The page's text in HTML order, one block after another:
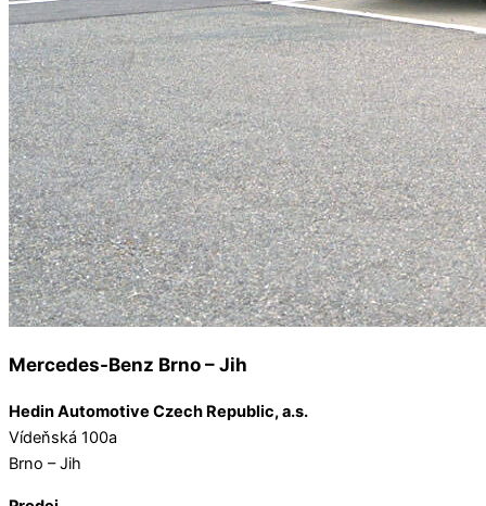
Mercedes-Benz Brno – Jih
Hedin Automotive Czech Republic, a.s.
Vídeňská 100a
Brno – Jih